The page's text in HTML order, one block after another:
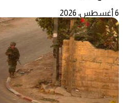
6 أغسطس، 2026